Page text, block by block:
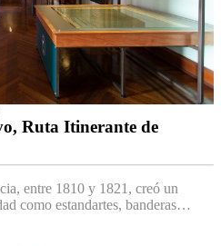
Ruta Itinerante de
entre 1810 y 1821, creó un
como estandartes, banderas…